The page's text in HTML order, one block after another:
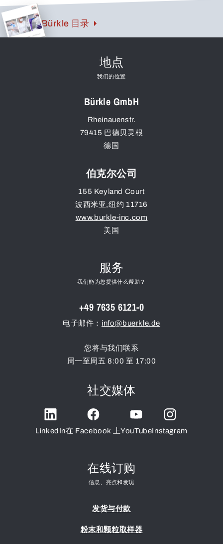
Bürkle 目录
地点
我们的位置
Bürkle GmbH
Rheinauenstr.
79415 巴德贝灵根
德国
伯克尔公司
155 Keyland Court
波西米亚,纽约 11716
www.burkle-inc.com
美国
服务
我们能为您提供什么帮助？
+49 7635 6121-0
电子邮件： info@buerkle.de
您将与我们联系
周一至周五 8:00 至 17:00
社交媒体
LinkedIn在 Facebook 上YouTubeInstagram
在线订购
信息、亮点和发现
发货与付款
粉末和颗粒取样器